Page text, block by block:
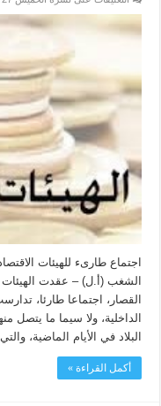
اجتماع طارىء للهيئات
الشغب (أ.ل) – عقدت الهيئات
القصار، اجتماعا طارئا،
الداخلية، ولا سيما ما يتصل
البلاد في الأيام الماضية،
أكمل القراءة »